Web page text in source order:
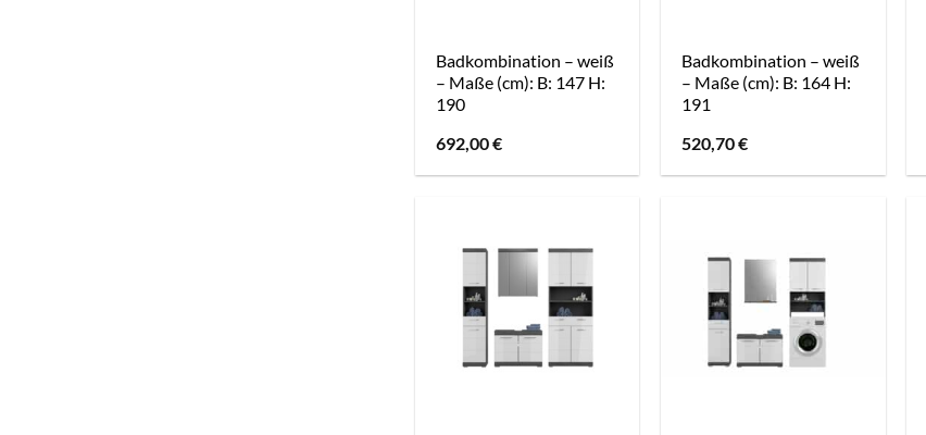
Badkombination – weiß
– Maße (cm): B: 147 H:
190
692,00€
Badkombination – weiß
– Maße (cm): B: 164 H:
191
520,70€